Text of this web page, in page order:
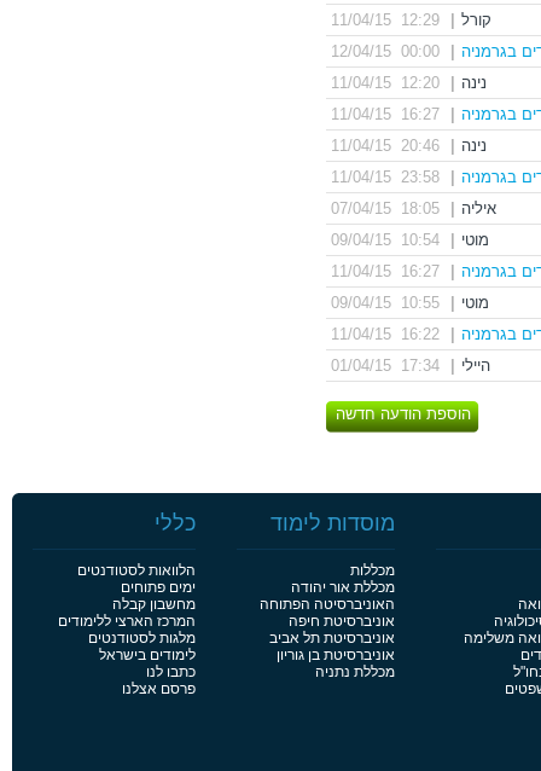
קורל
12:29 11/04/15
בגרמניה
00:00 12/04/15
נינה
12:20 11/04/15
בגרמניה
16:27 11/04/15
נינה
20:46 11/04/15
בגרמניה
23:58 11/04/15
איליה
18:05 07/04/15
מוטי
10:54 09/04/15
בגרמניה
16:27 11/04/15
מוטי
10:55 09/04/15
בגרמניה
16:22 11/04/15
היילי
17:34 01/04/15
הוספת הודעה חדשה
משלימה
מוסדות לימוד
מכללות
מכללת אור יהודה
האוניברסיטה הפתוחה
אוניברסיטת חיפה
אוניברסיטת תל אביב
אוניברסיטת בן גוריון
מכללת נתניה
כללי
הלוואות לסטודנטים
ימים פתוחים
מחשבון קבלה
המרכז הארצי ללימודים
מלגות לסטודנטים
לימודים בישראל
כתבו לנו
פרסם אצלנו